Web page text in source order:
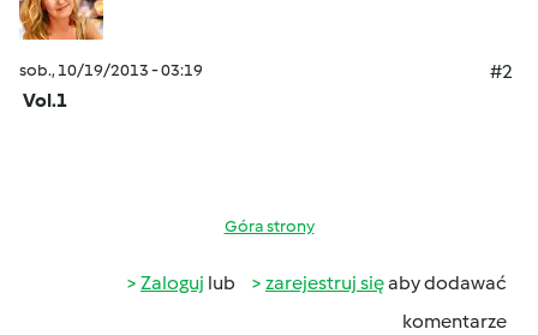
sob., 10/19/2013 - 03:19
#2
Vol.1
Góra strony
Zaloguj lub zarejestruj sięaby dodawać
komentarze